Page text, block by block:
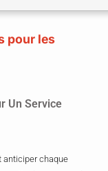
pour les
Un Service
anticiper chaque